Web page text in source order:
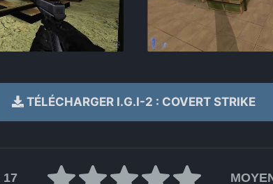
TÉLÉCHARGER I.G.I-2 : COVERT STRIKE
17